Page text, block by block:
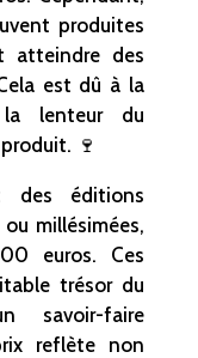
produites
atteindre des
est dû à la
lenteur du
🍷
des éditions
millésimées,
euros. Ces
trésor du
savoir-faire
reflète non